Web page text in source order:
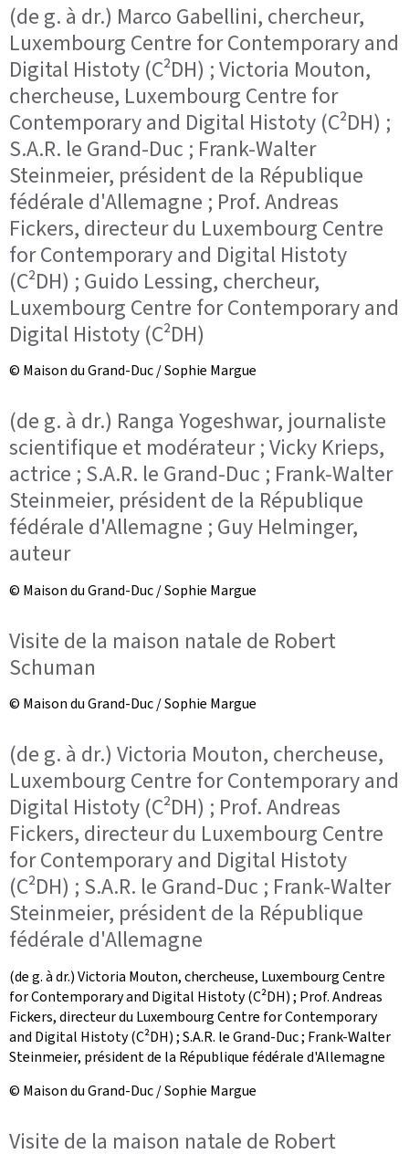
(de g. à dr.) Marco Gabellini, chercheur,
Luxembourg Centre for Contemporary and
Digital Histoty (C²DH) ; Victoria Mouton,
chercheuse, Luxembourg Centre for
Contemporary and Digital Histoty (C²DH) ;
S.A.R. le Grand-Duc ; Frank-Walter
Steinmeier, président de la République
fédérale d'Allemagne ; Prof. Andreas
Fickers, directeur du Luxembourg Centre
for Contemporary and Digital Histoty
(C²DH) ; Guido Lessing, chercheur,
Luxembourg Centre for Contemporary and
Digital Histoty (C²DH)
© Maison du Grand-Duc / Sophie Margue
(de g. à dr.) Ranga Yogeshwar, journaliste
scientifique et modérateur ; Vicky Krieps,
actrice ; S.A.R. le Grand-Duc ; Frank-Walter
Steinmeier, président de la République
fédérale d'Allemagne ; Guy Helminger,
auteur
© Maison du Grand-Duc / Sophie Margue
Visite de la maison natale de Robert
Schuman
© Maison du Grand-Duc / Sophie Margue
(de g. à dr.) Victoria Mouton, chercheuse,
Luxembourg Centre for Contemporary and
Digital Histoty (C²DH) ; Prof. Andreas
Fickers, directeur du Luxembourg Centre
for Contemporary and Digital Histoty
(C²DH) ; S.A.R. le Grand-Duc ; Frank-Walter
Steinmeier, président de la République
fédérale d'Allemagne
(de g. à dr.) Victoria Mouton, chercheuse, Luxembourg Centre
for Contemporary and Digital Histoty (C²DH) ; Prof. Andreas
Fickers, directeur du Luxembourg Centre for Contemporary
and Digital Histoty (C²DH) ; S.A.R. le Grand-Duc ; Frank-Walter
Steinmeier, président de la République fédérale d'Allemagne
© Maison du Grand-Duc / Sophie Margue
Visite de la maison natale de Robert